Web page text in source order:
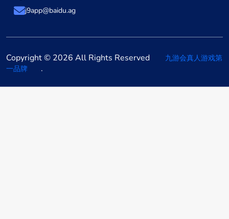
j9app@baidu.ag
Copyright © 2026 All Rights Reserved
九游会真人游戏第
一品牌
.